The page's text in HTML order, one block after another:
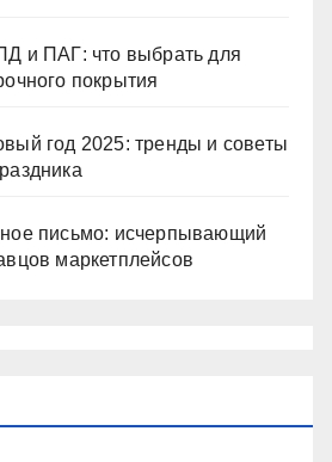
и ПАГ: что выбрать для
покрытия
год 2025: тренды и советы
письмо: исчерпывающий
маркетплейсов